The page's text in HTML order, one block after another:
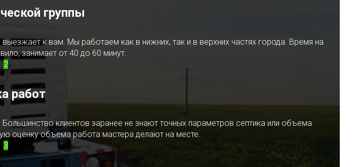
группы
к вам. Мы работаем как в нижних, так и в верхних частях города. Время на
занимает от 40 до 60 минут.
2
работ
клиентов заранее не знают точных параметров септика или объема
оценку объема работа мастера делают на месте.
3